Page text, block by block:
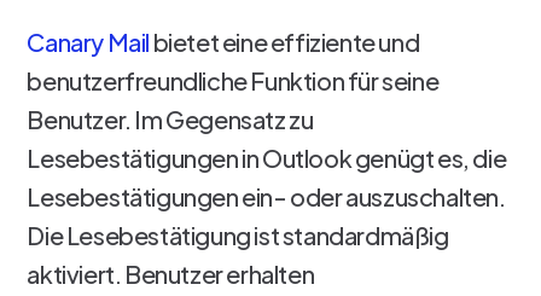
Canary Mail bietet eine effiziente und
benutzerfreundliche Funktion für seine
Benutzer. Im Gegensatz zu
Lesebestätigungen in Outlook genügt es, die
Lesebestätigungen ein- oder auszuschalten.
Die Lesebestätigung ist standardmäßig
aktiviert. Benutzer erhalten